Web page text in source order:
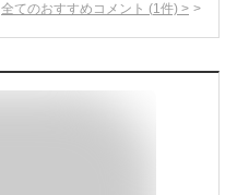
全てのおすすめコメント (1 件) >